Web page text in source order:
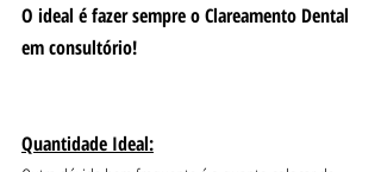
O ideal é fazer sempre o Clareamento Dental
em consultório!
Quantidade Ideal: